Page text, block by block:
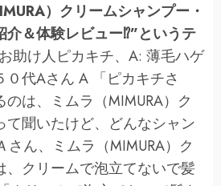
）クリームシャンプー・
介＆体験レビュー⁉”というテ
助け人ピカキチ、A: 薄毛ハゲ
代Aさん A 「ピカキチさ
は、ミムラ（MIMURA）ク
て聞いたけど、どんなシャン
さん、ミムラ（MIMURA）ク
、クリームで泡立てないで髪